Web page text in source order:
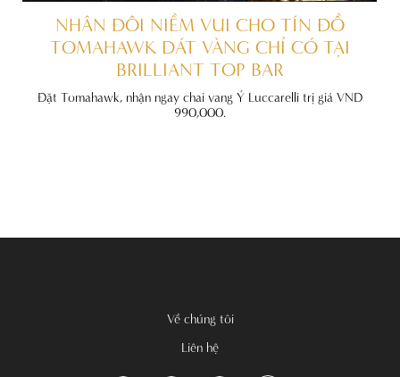
NHÂN ĐÔI NIỀM VUI CHO TÍN ĐỒ
TOMAHAWK DÁT VÀNG CHỈ CÓ TẠI
BRILLIANT TOP BAR
Đặt Tomahawk, nhận ngay chai vang Ý Luccarelli trị giá VND
990,000.
Về chúng tôi
Liên hệ